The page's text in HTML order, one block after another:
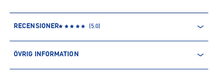
RECENSIONER (5.0)
ÖVRIG INFORMATION